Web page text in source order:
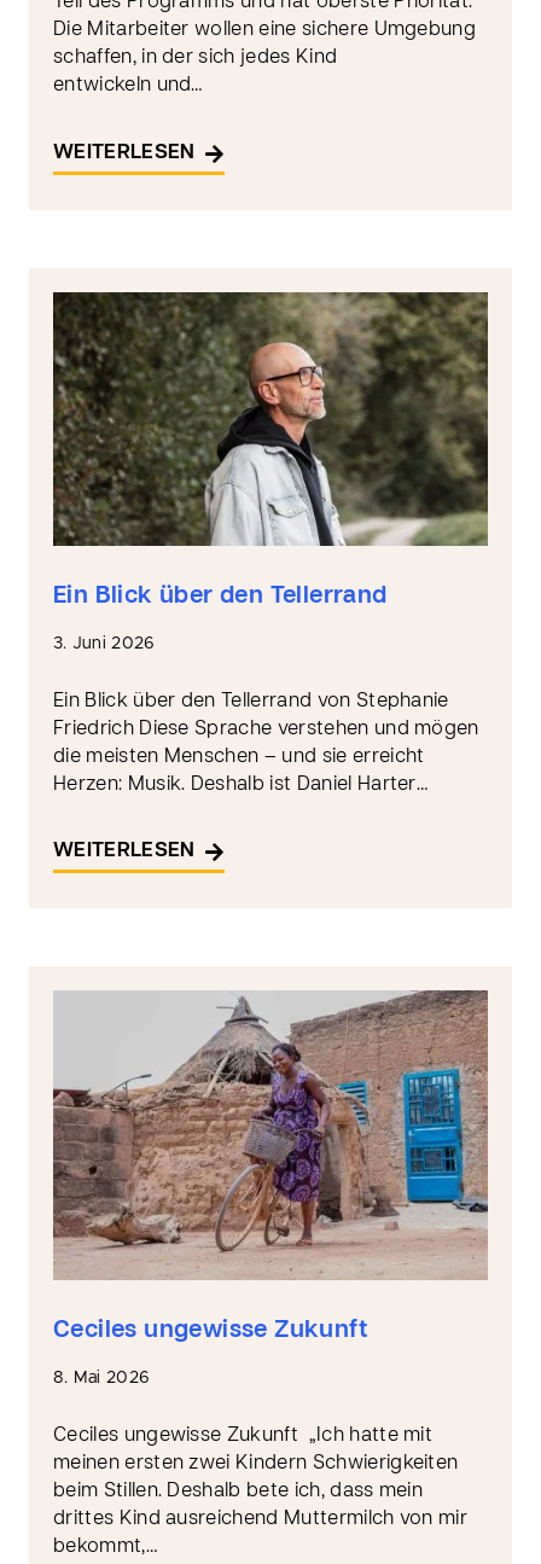
Die Mitarbeiter wollen eine sichere Umgebung
schaffen, in der sich jedes Kind
entwickeln und…
WEITERLESEN
Ein Blick über den Tellerrand
3. Juni 2026
Ein Blick über den Tellerrand von Stephanie
Friedrich Diese Sprache verstehen und mögen
die meisten Menschen – und sie erreicht
Herzen: Musik. Deshalb ist Daniel Harter…
WEITERLESEN
Ceciles ungewisse Zukunft
8. Mai 2026
Ceciles ungewisse Zukunft „Ich hatte mit
meinen ersten zwei Kindern Schwierigkeiten
beim Stillen. Deshalb bete ich, dass mein
drittes Kind ausreichend Muttermilch von mir
bekommt,…